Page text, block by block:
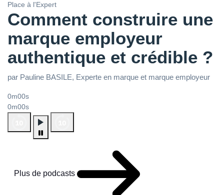
Place à l'Expert
Comment construire une
marque employeur
authentique et crédible ?
par Pauline BASILE, Experte en marque et marque employeur
0m00s
0m00s
Plus de podcasts